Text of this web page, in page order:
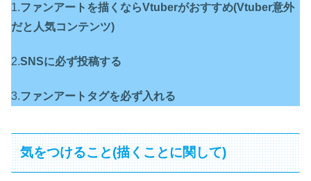
1.ファンアートを描くならVtuberがおすすめ(Vtuber意外
だと人気コンテンツ)
2.SNSに必ず投稿する
3.ファンアートタグを必ず入れる
気をつけること(描くことに関して)